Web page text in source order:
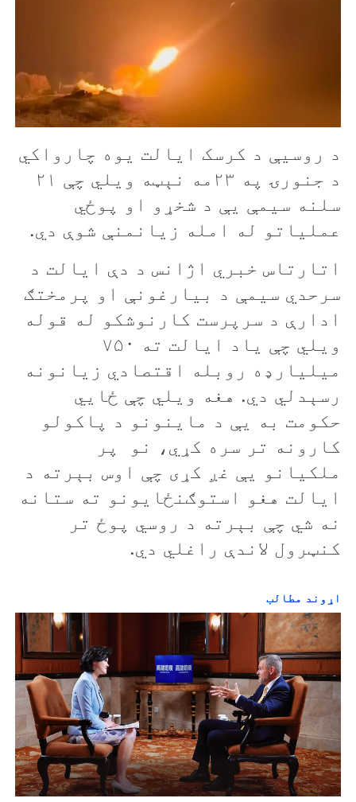
د روسیې د کرسک ايالت يوه چارواکي
د جنورۍ په ۲۳مه نېټه ويلي چې ۲۱
سلنه سيمې يې د شخړو او پوځي
عملياتو له امله زيانمنې شوې دي.
اتارتاس خبري اژانس د دې ايالت د
سرحدي سيمې د بيارغونې او پرمختګ
ادارې د سرپرست کارنوشکو له قوله
ويلي چې یاد ايالت ته ۷۵۰
میلیارډه روبله اقتصادي زيانونه
رسېدلي دي. هغه ويلي چې ځايي
حکومت به يې د ماينونو د پاکولو
کارونه تر سره کړي، نو پر
ملکيانو يې غږ کړی چې اوس بېرته د
ايالت هغو استوګنځايونو ته ستانه
نه شي چې بېرته د روسي پوځ تر
کنټرول لاندې راغلي دي.
اړوند مطالب